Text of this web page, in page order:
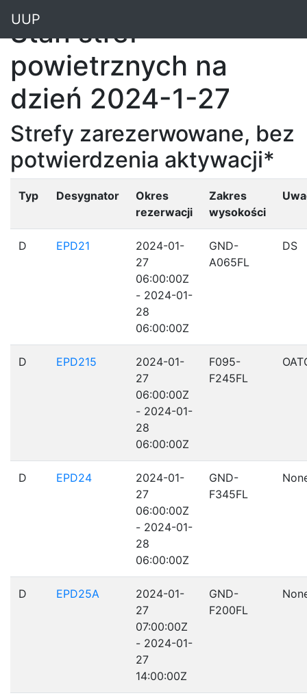
UUP
Stan stref
powietrznych na
dzień 2024-1-27
Strefy zarezerwowane, bez
potwierdzenia aktywacji*
Typ Desygnator
Okres
rezerwacji
Zakres
wysokości
D EPD21
2024-01-
27
06:00:00Z
- 2024-01-
28
06:00:00Z
GND-
A065FL
DS
D EPD215
2024-01-
27
06:00:00Z
- 2024-01-
28
06:00:00Z
F095-
F245FL
D EPD24
2024-01-
27
06:00:00Z
- 2024-01-
28
06:00:00Z
GND-
F345FL
D EPD25A
2024-01-
27
07:00:00Z
- 2024-01-
27
14:00:00Z
GND-
F200FL